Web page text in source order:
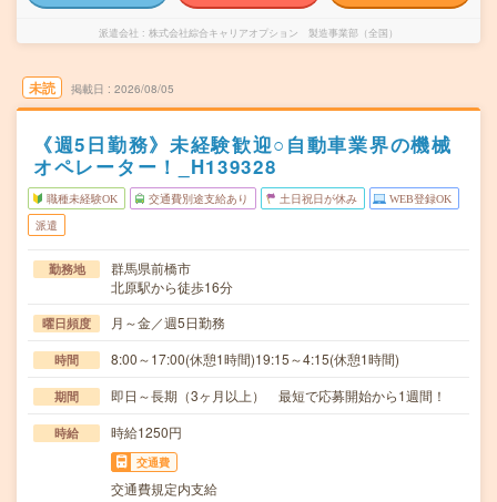
派遣会社 株式会社綜合キャリアオプション 製造事業部（全国）
未読 掲載日 2026/08/05
《週5日勤務》未経験歓迎○自動車業界の機械
オペレーター！_H139328
職種未経験OK 交通費別途支給あり 土日祝日が休み WEB登録OK
派遣
勤務地
群馬県前橋市
北原駅から徒歩16分
曜日頻度 月～金／週5日勤務
時間 8:00～17:00(休憩1時間)19:15～4:15(休憩1時間)
期間 即日～長期（3ヶ月以上） 最短で応募開始から1週間！
時給 時給1250円
交通費
交通費規定内支給